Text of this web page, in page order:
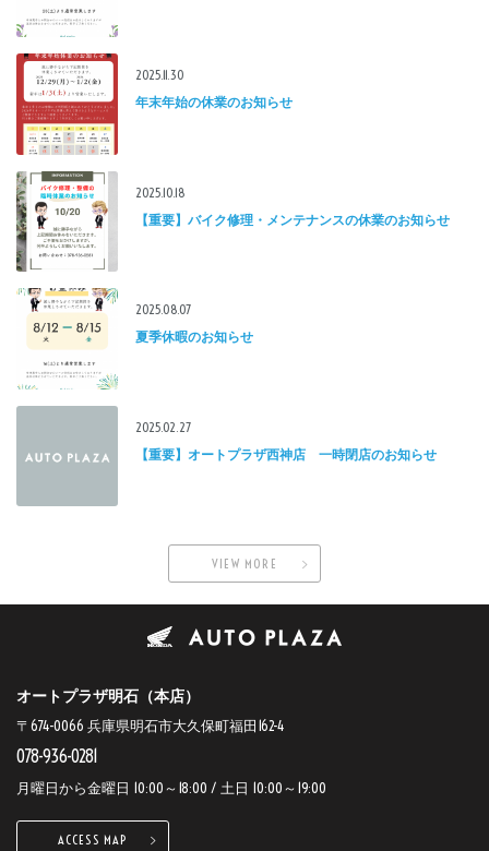
2025.11.30
年末年始の休業のお知らせ
2025.10.18
【重要】バイク修理・メンテナンスの休業のお知らせ
2025.08.07
夏季休暇のお知らせ
2025.02.27
【重要】オートプラザ西神店 一時閉店のお知らせ
VIEW MORE
オートプラザ明石（本店）
〒674-0066 兵庫県明石市大久保町福田162-4
078-936-0281
月曜日から金曜日 10:00～18:00 / 土日 10:00～19:00
ACCESS MAP